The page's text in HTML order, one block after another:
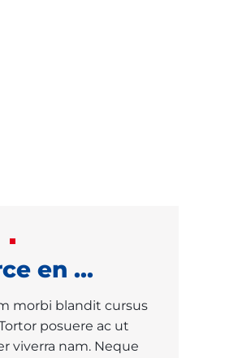
en ...
morbi blandit cursus
posuere ac ut
viverra nam. Neque